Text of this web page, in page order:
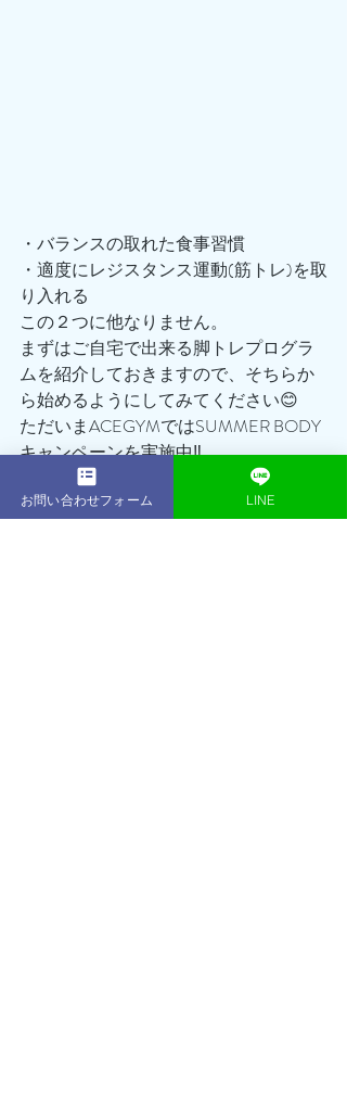
・バランスの取れた食事習慣
・適度にレジスタンス運動(筋トレ)を取
り入れる
この２つに他なりません。
まずはご自宅で出来る脚トレプログラ
ムを紹介しておきますので、そちらか
ら始めるようにしてみてください😊
ただいまACEGYMではSUMMER BODY
キャンペーンを実施中‼️
通常168,000円の16回プランが今ならな
んと114,300円でのご案内となります👍
お問い合わせフォーム LINE